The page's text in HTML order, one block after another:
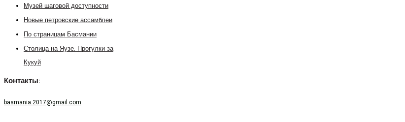
Музей шаговой доступности
Новые петровские ассамблеи
По страницам Басмании
Столица на Яузе. Прогулки за
Кукуй
Контакты:
basmania.2017@gmail.com